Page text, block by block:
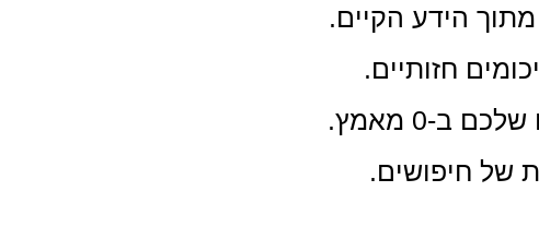
הידע הקיים.
חזותיים.
ב-0 מאמץ.
של חיפושים.